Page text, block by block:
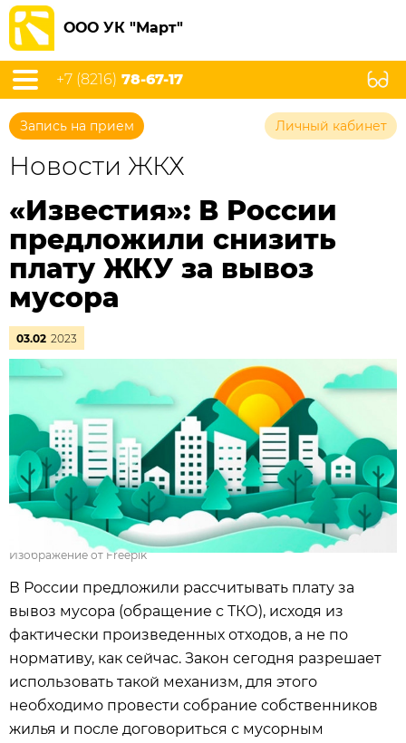
ООО УК "Март"
+7 (8216) 78-67-17
Запись на прием Личный кабинет
Новости ЖКХ
«Известия»: В России
предложили снизить
плату ЖКУ за вывоз
мусора
03.02 2023
Изображение от Freepik
В России предложили рассчитывать плату за
вывоз мусора (обращение с ТКО), исходя из
фактически произведенных отходов, а не по
нормативу, как сейчас. Закон сегодня разрешает
использовать такой механизм, для этого
необходимо провести собрание собственников
жилья и после договориться с мусорным